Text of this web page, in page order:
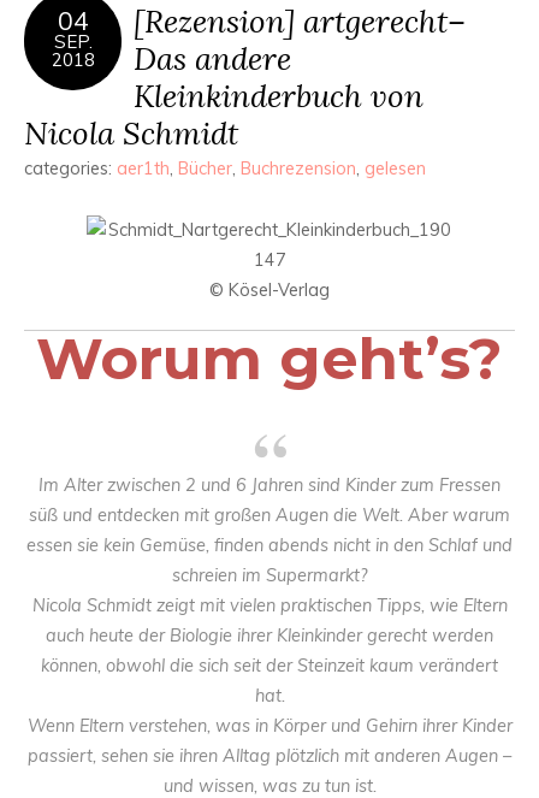
04
SEP.
2018
[Rezension] artgerecht–
Das andere
Kleinkinderbuch von
Nicola Schmidt
categories: aer1th, Bücher, Buchrezension, gelesen
© Kösel-Verlag
Worum geht’s?
Im Alter zwischen 2 und 6 Jahren sind Kinder zum Fressen
süß und entdecken mit großen Augen die Welt. Aber warum
essen sie kein Gemüse, finden abends nicht in den Schlaf und
schreien im Supermarkt?
Nicola Schmidt zeigt mit vielen praktischen Tipps, wie Eltern
auch heute der Biologie ihrer Kleinkinder gerecht werden
können, obwohl die sich seit der Steinzeit kaum verändert
hat.
Wenn Eltern verstehen, was in Körper und Gehirn ihrer Kinder
passiert, sehen sie ihren Alltag plötzlich mit anderen Augen –
und wissen, was zu tun ist.